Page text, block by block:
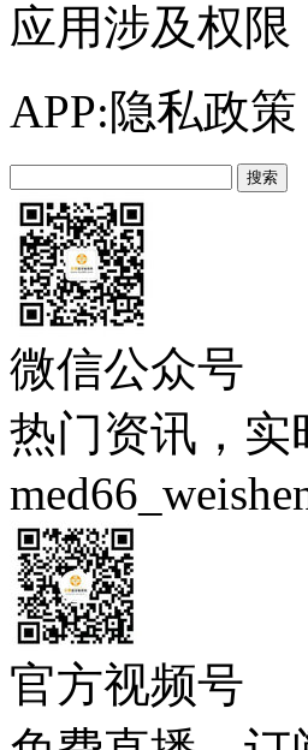
应用涉及权限
APP:隐私政策
微信公众号
热门资讯，实
官方视频号